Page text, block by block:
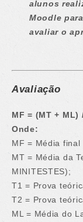
alunos
Moodle
avaliar o
Avaliação
MF = (MT + ML)
Onde:
MF = Média final
MT = Média da
MINITESTES);
T1 = Prova
T2 = Prova
ML = Média do